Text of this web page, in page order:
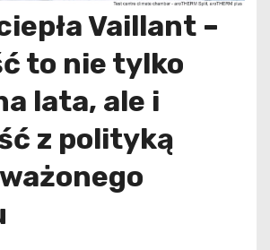
Vaillant –
to nie tylko
lata, ale i
z polityką